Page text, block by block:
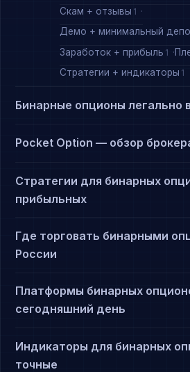
Скам + отзывы 1
Демо + минимальный
Заработок + прибыль 1
Стратегии + индикаторы 1
Бинарные опционы легально
Pocket Option — обзор
Стратегии для бинарных
прибыльных
Где торговать бинарными
России
Платформы бинарных
сегодняшний день
Индикаторы для бинарных
точные